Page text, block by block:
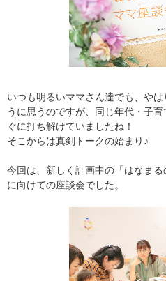
いつも明るいママさん達でも、や
うに思うのですが、同じ年代・子
ぐに打ち解けていましたね！
そこからは真剣トークの始まり♪
今回は、新しく計画中の「はなま
に向けての座談会でした。